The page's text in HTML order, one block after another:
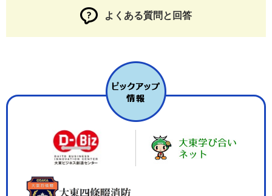
よくある質問と回答